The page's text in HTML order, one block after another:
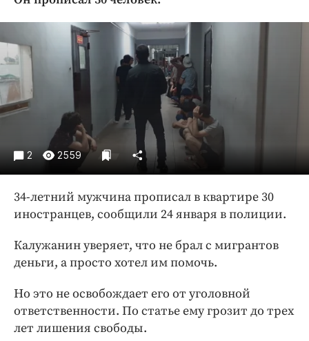
Криминал
Культура
Недвижимость и ЖКХ
Образование
Общество
Погода
Праздники
Происшествия
Спорт
Экономика и бизнес
ПРОЕКТЫ
Блоги
Издания
Медиаперсона
Интересное чтиво
Клиника года
2 2559
34-летний мужчина прописал в квартире 30
иностранцев, сообщили 24 января в полиции.
Калужанин уверяет, что не брал с мигрантов
деньги, а просто хотел им помочь.
Но это не освобождает его от уголовной
ответственности. По статье ему грозит до трех
лет лишения свободы.